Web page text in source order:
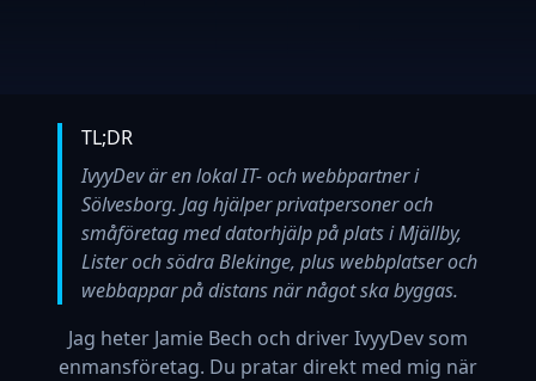
TL;DR
IvyyDev är en lokal IT- och webbpartner i
Sölvesborg. Jag hjälper privatpersoner och
småföretag med datorhjälp på plats i Mjällby,
Lister och södra Blekinge, plus webbplatser och
webbappar på distans när något ska byggas.
Jag heter Jamie Bech och driver IvyyDev som
enmansföretag. Du pratar direkt med mig när